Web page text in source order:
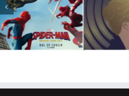
27 luglio al 2